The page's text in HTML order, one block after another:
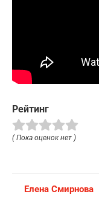
Рейтинг
( Пока оценок нет )
Елена Смирнова